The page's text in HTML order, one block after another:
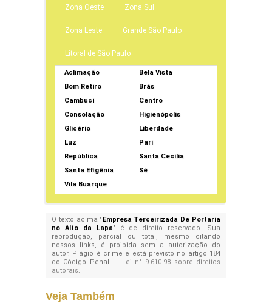
Zona Oeste Zona Sul
Zona Leste Grande São Paulo
Litoral de São Paulo
Aclimação
Bela Vista
Bom Retiro
Brás
Cambuci
Centro
Consolação
Higienópolis
Glicério
Liberdade
Luz
Pari
República
Santa Cecília
Santa Efigênia
Sé
Vila Buarque
O texto acima " Empresa Terceirizada De Portaria
no Alto da Lapa" é de direito reservado. Sua
reprodução, parcial ou total, mesmo citando
nossos links, é proibida sem a autorização do
autor. Plágio é crime e está previsto no artigo 184
do Código Penal. – Lei n° 9.610-98 sobre direitos
autorais.
Veja Também